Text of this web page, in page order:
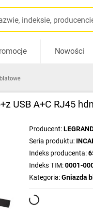
Nowości
USB A+C RJ45
Producent:
Seria produktu:
Indeks producenta:
Indeks TIM:0001-
Kategoria:Gniazda